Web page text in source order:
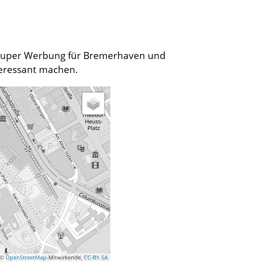
Werbung für Bremerhaven und
machen.
©OpenStreetMap-Mitwirkende, CC-BY-SA